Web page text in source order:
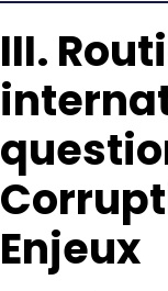
III.
Enjeux